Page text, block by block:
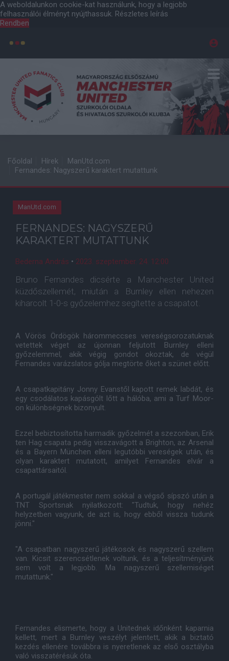
A weboldalunkon cookie-kat használunk, hogy a legjobb
felhasználói élményt nyújthassuk. Részletes leírás
Rendben
Főoldal Hírek
ManUtd.com
Fernandes: Nagyszerű karaktert mutattunk
ManUtd.com
FERNANDES: NAGYSZERŰ
KARAKTERT MUTATTUNK
Bederna András • 2023. szeptember. 24. 12:00
Bruno Fernandes dicsérte a Manchester United
küzdőszellemét, miután a Burnley ellen nehezen
kiharcolt 1-0-s győzelemhez segítette a csapatot.
A Vörös Ördögök hárommeccses vereségsorozatuknak
vetettek véget az újonnan feljutott Burnley elleni
győzelemmel, akik végig gondot okoztak, de végül
Fernandes varázslatos gólja megtörte őket a szünet előtt.
A csapatkapitány Jonny Evanstől kapott remek labdát, és
egy csodálatos kapásgólt lőtt a hálóba, ami a Turf Moor-
on különbségnek bizonyult.
Ezzel bebiztosította harmadik győzelmét a szezonban, Erik
ten Hag csapata pedig visszavágott a Brighton, az Arsenal
és a Bayern München elleni legutóbbi vereségek után, és
olyan karaktert mutatott, amilyet Fernandes elvár a
csapattársaitól.
A portugál játékmester nem sokkal a végső sípszó után a
TNT Sportsnak nyilatkozott: "Tudtuk, hogy nehéz
helyzetben vagyunk, de azt is, hogy ebből vissza tudunk
jönni."
"A csapatban nagyszerű játékosok és nagyszerű szellem
van. Kicsit szerencsétlenek voltunk, és a teljesítményünk
sem volt a legjobb. Ma nagyszerű szellemiséget
mutattunk."
Fernandes elismerte, hogy a Unitednek időnként kaparnia
kellett, mert a Burnley veszélyt jelentett, akik a biztató
kezdés ellenére továbbra is nyeretlenek az első osztályba
való visszatérésük óta.